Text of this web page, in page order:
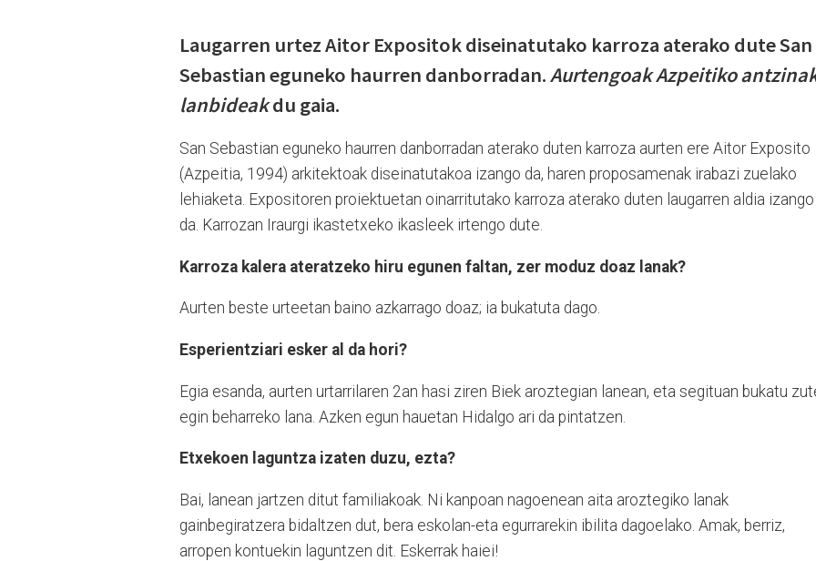
Laugarren urtez Aitor Expositok diseinatutako karroza aterako dute San
Sebastian eguneko haurren danborradan.Aurtengoak Azpeitiko
lanbideakdu gaia.
San Sebastian eguneko haurren danborradan aterako duten karroza aurten ere Aitor Exposito
(Azpeitia, 1994) arkitektoak diseinatutakoa izango da, haren proposamenak irabazi zuelako
lehiaketa. Expositoren proiektuetan oinarritutako karroza aterako duten laugarren aldia izango
da. Karrozan Iraurgi ikastetxeko ikasleek irtengo dute.
Karroza kalera ateratzeko hiru egunen faltan, zer moduz doaz lanak?
Aurten beste urteetan baino azkarrago doaz; ia bukatuta dago.
Esperientziari esker al da hori?
Egia esanda, aurten urtarrilaren 2an hasi ziren Biek aroztegian lanean, eta segituan bukatu
egin beharreko lana. Azken egun hauetan Hidalgo ari da pintatzen.
Etxekoen laguntza izaten duzu, ezta?
Bai, lanean jartzen ditut familiakoak. Ni kanpoan nagoenean aita aroztegiko lanak
gainbegiratzera bidaltzen dut, bera eskolan-eta egurrarekin ibilita dagoelako. Amak, berriz,
arropen kontuekin laguntzen dit. Eskerrak haiei!